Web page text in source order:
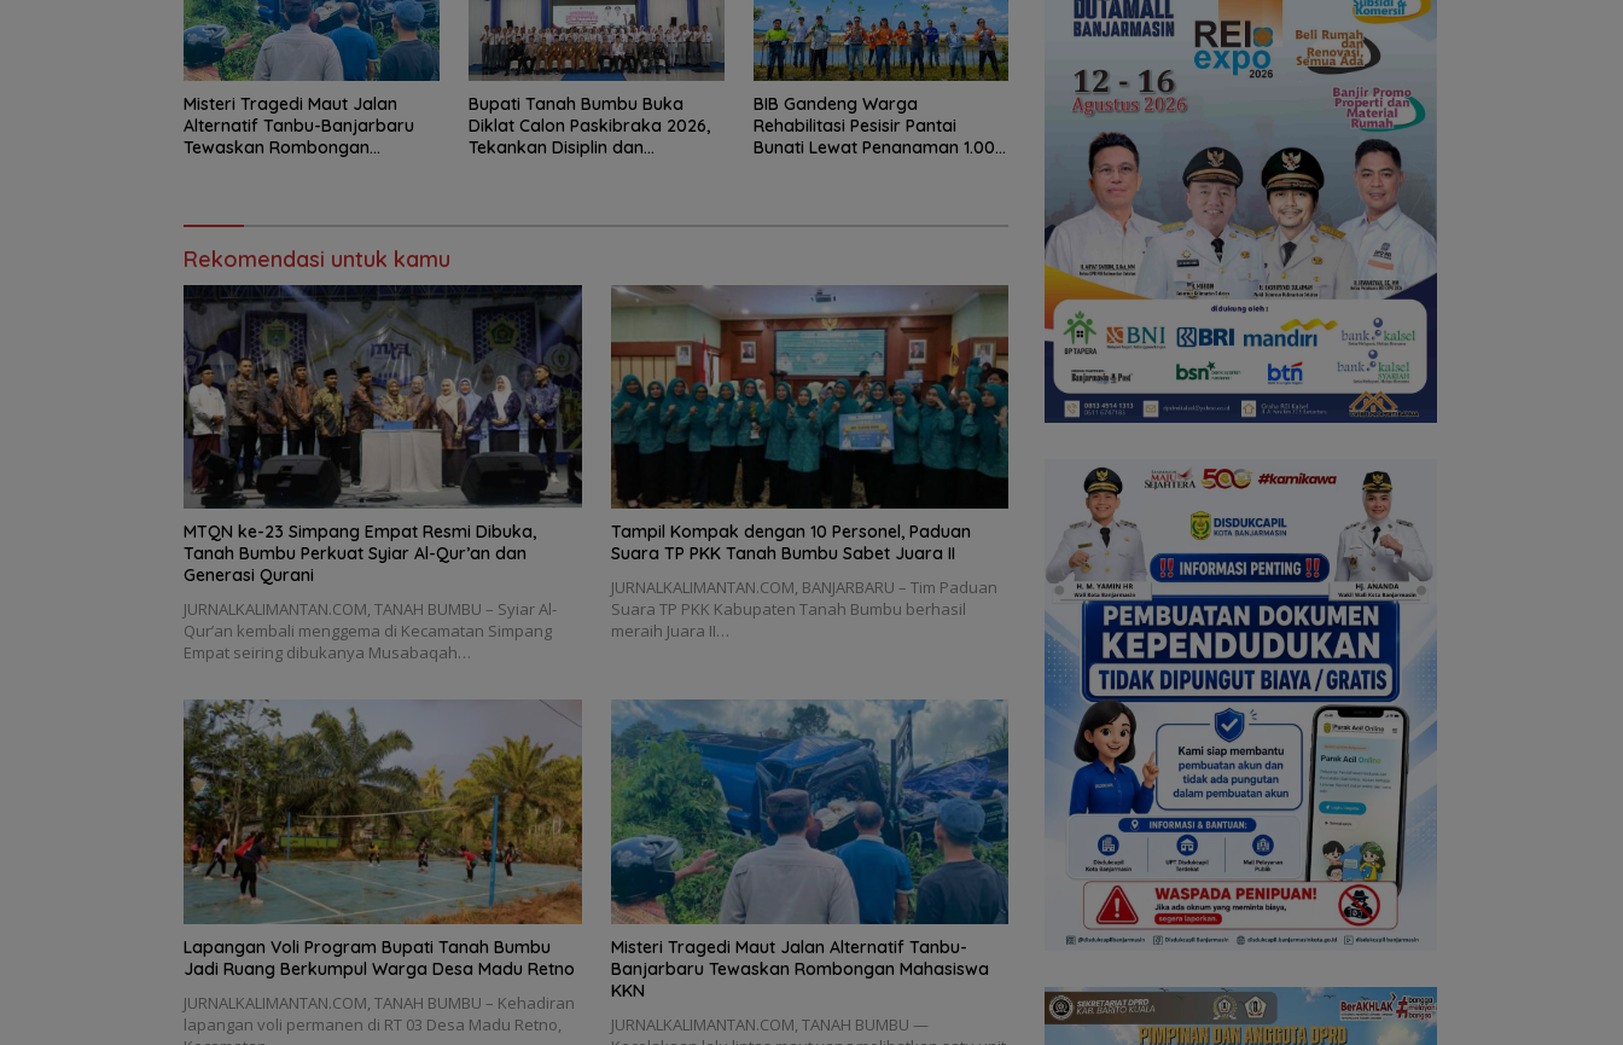
Misteri Tragedi Maut Jalan
Alternatif Tanbu-Banjarbaru
Tewaskan Rombongan
Bupati Tanah Bumbu Buka
Diklat Calon Paskibraka 2026,
Tekankan Disiplin dan
BIB Gandeng Warga
Rehabilitasi Pesisir Pantai
Bunati Lewat Penanaman 1.000
Rekomendasi untuk kamu
MTQN ke-23 Simpang Empat Resmi Dibuka,
Tanah Bumbu Perkuat Syiar Al-Qur’an dan
Generasi Qurani
JURNALKALIMANTAN.COM, TANAH BUMBU – Syiar Al-
Qur’an kembali menggema di Kecamatan Simpang
Empat seiring dibukanya Musabaqah…
Tampil Kompak dengan 10 Personel, Paduan
Suara TP PKK Tanah Bumbu Sabet Juara II
JURNALKALIMANTAN.COM, BANJARBARU – Tim Paduan
Suara TP PKK Kabupaten Tanah Bumbu berhasil
meraih Juara II…
Lapangan Voli Program Bupati Tanah Bumbu
Jadi Ruang Berkumpul Warga Desa Madu Retno
JURNALKALIMANTAN.COM, TANAH BUMBU – Kehadiran
lapangan voli permanen di RT 03 Desa Madu Retno,
Misteri Tragedi Maut Jalan Alternatif Tanbu-
Banjarbaru Tewaskan Rombongan Mahasiswa
KKN
JURNALKALIMANTAN.COM, TANAH BUMBU —